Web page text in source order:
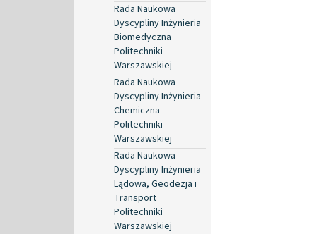
Rada Naukowa
Dyscypliny Inżynieria
Biomedyczna
Politechniki
Warszawskiej
Rada Naukowa
Dyscypliny Inżynieria
Chemiczna
Politechniki
Warszawskiej
Rada Naukowa
Dyscypliny Inżynieria
Lądowa, Geodezja i
Transport
Politechniki
Warszawskiej